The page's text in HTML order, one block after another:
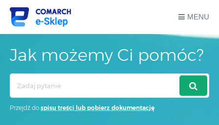
MENU
Jak możemy Ci pomóc?
Przejdź do spisu treści lub pobierz dokumentację